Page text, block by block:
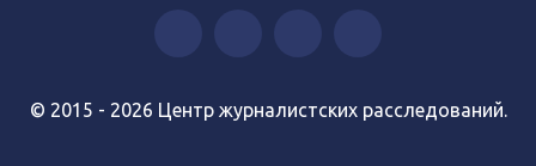
© 2015 - 2026 Центр журналистских расследований.